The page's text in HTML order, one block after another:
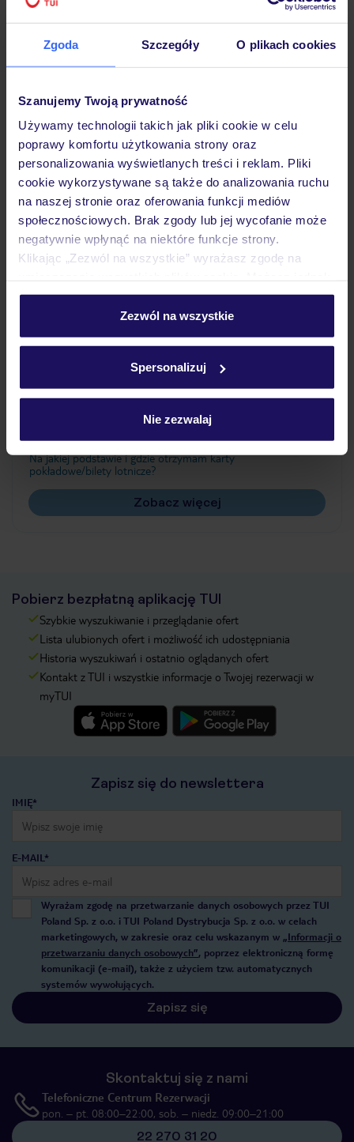
Zgoda Szczegóły O plikach cookies
Szanujemy Twoją prywatność
Używamy technologii takich jak pliki cookie w celu
poprawy komfortu użytkowania strony oraz
personalizowania wyświetlanych treści i reklam. Pliki
cookie wykorzystywane są także do analizowania ruchu
na naszej stronie oraz oferowania funkcji mediów
społecznościowych. Brak zgody lub jej wycofanie może
negatywnie wpłynąć na niektóre funkcje strony.
Klikając „Zezwól na wszystkie” wyrażasz zgodę na
personalizować swój wybór wchodząc w zakładkę
Szczegółowe informacje o plikach cookie znajdziesz
Zezwól na wszystkie
Spersonalizuj
Nie zezwalaj
Pokoje
Wyżywienie
Atrakcje
Ważne informacje
Często zadawane pytania
Jak zmienić uczestników/osobę zgłaszającą?
Czy w Hotelu będzie przedstawiciel TUI?
Na jakiej podstawie i gdzie otrzymam karty
pokładowe/bilety lotnicze?
Zobacz więcej
Pobierz bezpłatną aplikację TUI
Szybkie wyszukiwanie i przeglądanie ofert
Lista ulubionych ofert i możliwość ich udostępniania
Historia wyszukiwań i ostatnio oglądanych ofert
Kontakt z TUI i wszystkie informacje o Twojej rezerwacji w
myTUI
Zapisz się do newslettera
IMIĘ*
E-MAIL*
Wyrażam zgodę na przetwarzanie danych osobowych przez TUI
Poland Sp. z o.o. i TUI Poland Dystrybucja Sp. z o.o. w celach
marketingowych, w zakresie oraz celu wskazanym w „Informacji o
przetwarzaniu danych osobowych”, poprzez elektroniczną formę
komunikacji (e-mail), także z użyciem tzw. automatycznych
systemów wywołujących.
Zapisz się
Skontaktuj się z nami
Telefoniczne Centrum Rezerwacji
pon. – pt. 08:00–22:00, sob. – niedz. 09:00–21:00
22 270 31 20